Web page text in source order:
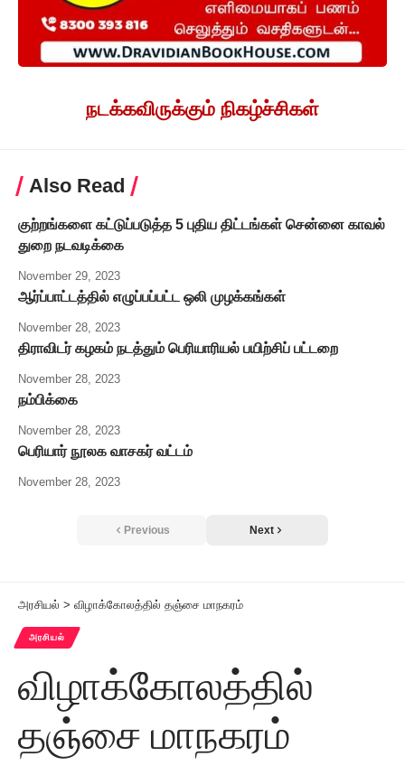
நடக்கவிருக்கும் நிகழ்ச்சிகள்
Also Read
குற்றங்களை கட்டுப்படுத்த 5 புதிய திட்டங்கள் சென்னை காவல்
துறை நடவடிக்கை
November 29, 2023
ஆர்ப்பாட்டத்தில் எழுப்பப்பட்ட ஒலி முழக்கங்கள்
November 28, 2023
திராவிடர் கழகம் நடத்தும் பெரியாரியல் பயிற்சிப் பட்டறை
November 28, 2023
நம்பிக்கை
November 28, 2023
பெரியார் நூலக வாசகர் வட்டம்
November 28, 2023
Previous Next
அரசியல் > விழாக்கோலத்தில் தஞ்சை மாநகரம்
அரசியல்
விழாக்கோலத்தில்
தஞ்சை மாநகரம்